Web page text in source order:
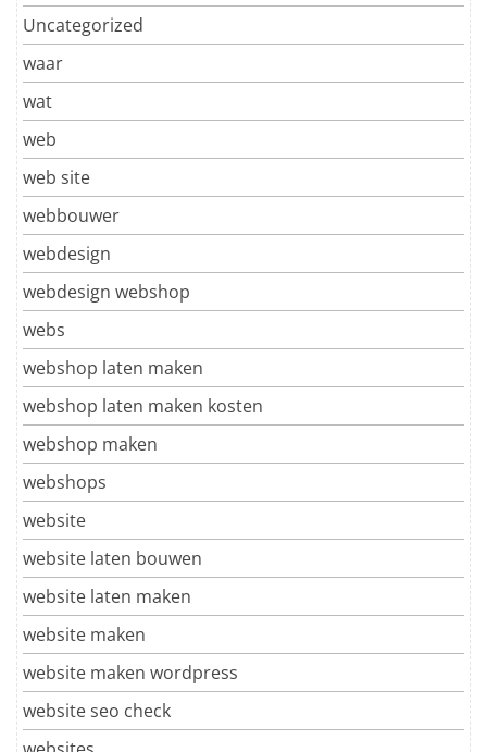
Uncategorized
waar
wat
web
web site
webbouwer
webdesign
webdesign webshop
webs
webshop laten maken
webshop laten maken kosten
webshop maken
webshops
website
website laten bouwen
website laten maken
website maken
website maken wordpress
website seo check